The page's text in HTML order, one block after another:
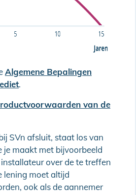
Algemene Bepalingen
.
van de
SVn afsluit, staat los van
je maakt met bijvoorbeeld
over de te treffen
lening moet altijd
ook als de aannemer